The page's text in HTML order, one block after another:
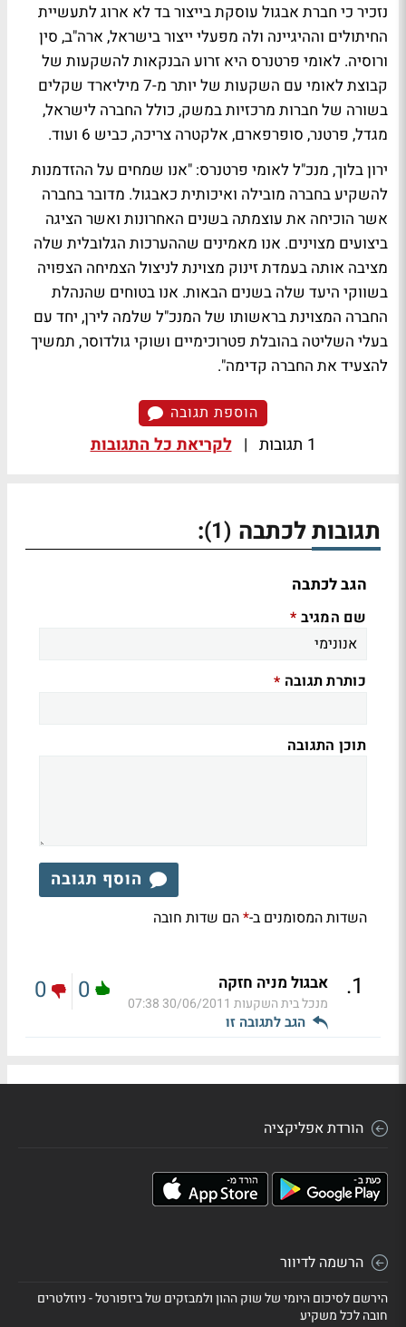
נזכיר כי חברת אבגול עוסקת בייצור בד לא ארוג לתעשיית
החיתולים וההיגיינה ולה מפעלי ייצור בישראל, ארה"ב, סין
ורוסיה. לאומי פרטנרס היא זרוע הבנקאות להשקעות של
קבוצת לאומי עם השקעות של יותר מ-7 מיליארד שקלים
בשורה של חברות מרכזיות במשק, כולל החברה לישראל,
מגדל, פרטנר, סופרפארם, אלקטרה צריכה, כביש 6 ועוד.
ירון בלוך, מנכ"ל לאומי פרטנרס: "אנו שמחים על ההזדמנות
להשקיע בחברה מובילה ואיכותית כאבגול. מדובר בחברה
אשר הוכיחה את עוצמתה בשנים האחרונות ואשר הציגה
ביצועים מצוינים. אנו מאמינים שההערכות הגלובלית שלה
מציבה אותה בעמדת זינוק מצוינת לניצול הצמיחה הצפויה
בשווקי היעד שלה בשנים הבאות. אנו בטוחים שהנהלת
החברה המצוינת בראשותו של המנכ"ל שלמה לירן, יחד עם
בעלי השליטה בהובלת פטרוכימיים ושוקי גולדוסר, תמשיך
להצעיד את החברה קדימה".
הוספת תגובה
1 תגובות | לקריאת כל התגובות
תגובות לכתבה (1)
:
הגב לכתבה
שם המגיב *
כותרת תגובה *
תוכן התגובה
הוסף תגובה
השדות המסומנים ב-*הם שדות חובה
1
. אבגול מניה חזקה
מנכל בית השקעות 30/06/2011 07:38
הגב לתגובה זו
0
0
הורדת אפליקציה
הרשמה לדיוור
הירשם לסיכום היומי של שוק ההון ולמבזקים של ביזפורטל - ניוזלטרים
חובה לכל משקיע